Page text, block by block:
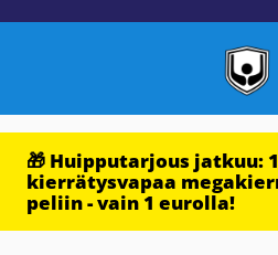
🎁 Huipputarjous jatkuu:
kierrätysvapaa
peliin - vain 1 eurolla!